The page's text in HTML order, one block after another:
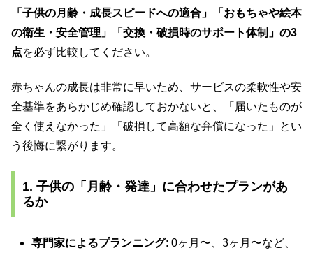
「子供の月齢・成長スピードへの適合」「おもちゃや絵本
の衛生・安全管理」「交換・破損時のサポート体制」の3
点を必ず比較してください。
赤ちゃんの成長は非常に早いため、サービスの柔軟性や安
全基準をあらかじめ確認しておかないと、「届いたものが
全く使えなかった」「破損して高額な弁償になった」とい
う後悔に繋がります。
1. 子供の「月齢・発達」に合わせたプランがあ
るか
専門家によるプランニング: 0ヶ月〜、3ヶ月〜など、